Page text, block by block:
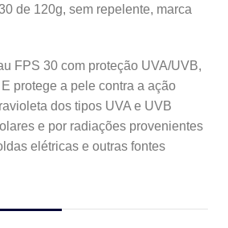
de 120g, sem repelente, marca
FPS 30 com proteção UVA/UVB,
protege a pele contra a ação
dos tipos UVA e UVB
e por radiações provenientes
elétricas e outras fontes